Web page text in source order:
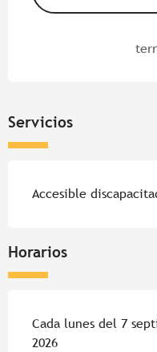
Servicios
Accesible
Horarios
Cada lunes del 7
2026